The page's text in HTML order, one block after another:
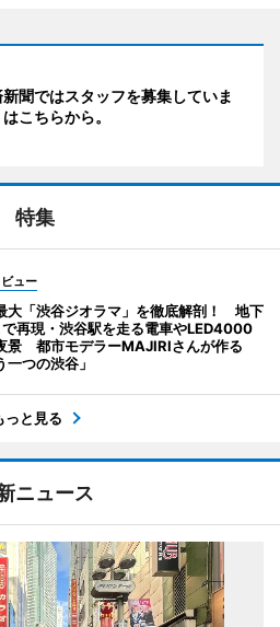
聞ではスタッフを募集していま
こちらから。
特集
ュー
大「渋谷ジオラマ」を徹底解剖！ 地下
再現・渋谷駅を走る電車やLED4000
景 都市モデラーMAJIRIさんが作る
一つの渋谷」
っと見る
ニュース